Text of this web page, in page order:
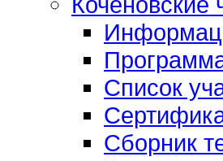
Список
Сборник